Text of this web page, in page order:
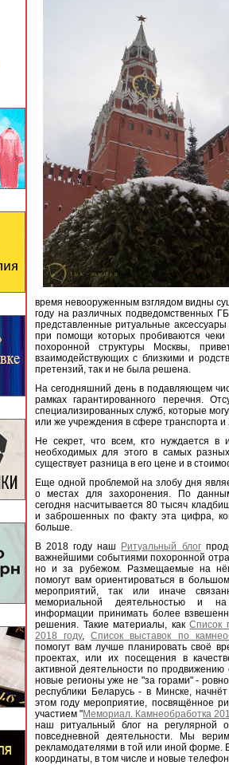
время невооруженным взглядом видны
году на различных подведомственных
представленные ритуальные
при помощи которых пробиваются чеки
похоронной структуры Москвы,
взаимодействующих с близкими и
претензий, так и не была решена.
На сегодняшний день в подавляющем
рамках гарантированного перечня.
специализированных служб, которые
или же учреждения в сфере транспорта
Не секрет, что всем, кто нуждается в
необходимых для этого в самых
существует разница в его цене и в
Еще одной проблемой на злобу дня
о местах для захоронения. По
сегодня насчитывается 80 тысяч
и заброшенных по факту эта цифра,
больше.
В 2018 году наш
Ритуальный блог
важнейшими событиями похоронной
но и за рубежом. Размещаемые на
помогут вам ориентироваться в
мероприятий, так или иначе
мемориальной деятельностью и
информации принимать более
решения. Такие материалы, какСписок
2018 году,Список выставок по
помогут вам лучше планировать своё
проектах, или их посещения в
активной деятельности по продвижению
новые регионы уже не "за горами" -
республики Беларусь - в Минске,
этом году мероприятие, посвящённое
участием "Мемориал. Камнеобработка
наш ритуальный блог на регулярной
повседневной деятельности. Мы
рекламодателями в той или иной форме.
координаты, в том числе и новые